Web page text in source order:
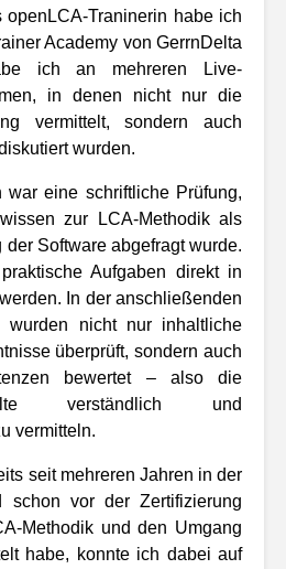
openLCA-Traninerin habe ich
Academy von GerrnDelta
ich an mehreren Live-
in denen nicht nur die
vermittelt, sondern auch
wurden.
war eine schriftliche Prüfung,
zur LCA-Methodik als
Software abgefragt wurde.
Aufgaben direkt in
In der anschließenden
wurden nicht nur inhaltliche
überprüft, sondern auch
bewertet – also die
verständlich und
vermitteln.
seit mehreren Jahren in der
schon vor der Zertifizierung
Methodik und den Umgang
habe, konnte ich dabei auf